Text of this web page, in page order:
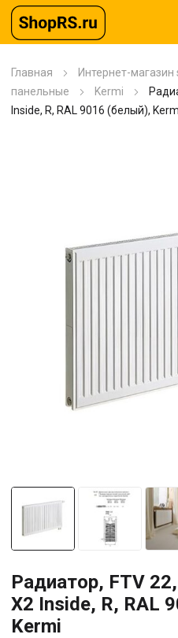
Главная Интернет-магазин
панельные
Kermi
Inside, R, RAL 9016 (белый),
Радиатор, FTV
X2 Inside, R, RAL
Kermi